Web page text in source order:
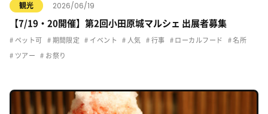
観光 2026/06/19
【7/19・20開催】第2回小田原城マルシェ 出展者募集
ペット可 期間限定 イベント 人気 行事 ローカルフード 名所
ツアー お祭り